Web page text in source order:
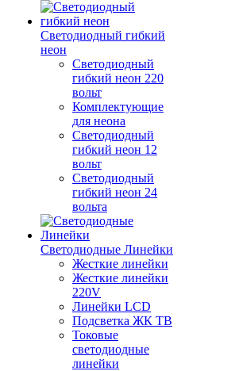
Светодиодный гибкий
неон
Светодиодный
гибкий неон 220
вольт
Комплектующие
для неона
Светодиодный
гибкий неон 12
вольт
Светодиодный
гибкий неон 24
вольта
Светодиодные Линейки
Жесткие линейки
Жесткие линейки
220V
Линейки LCD
Подсветка ЖК ТВ
Токовые
светодиодные
линейки